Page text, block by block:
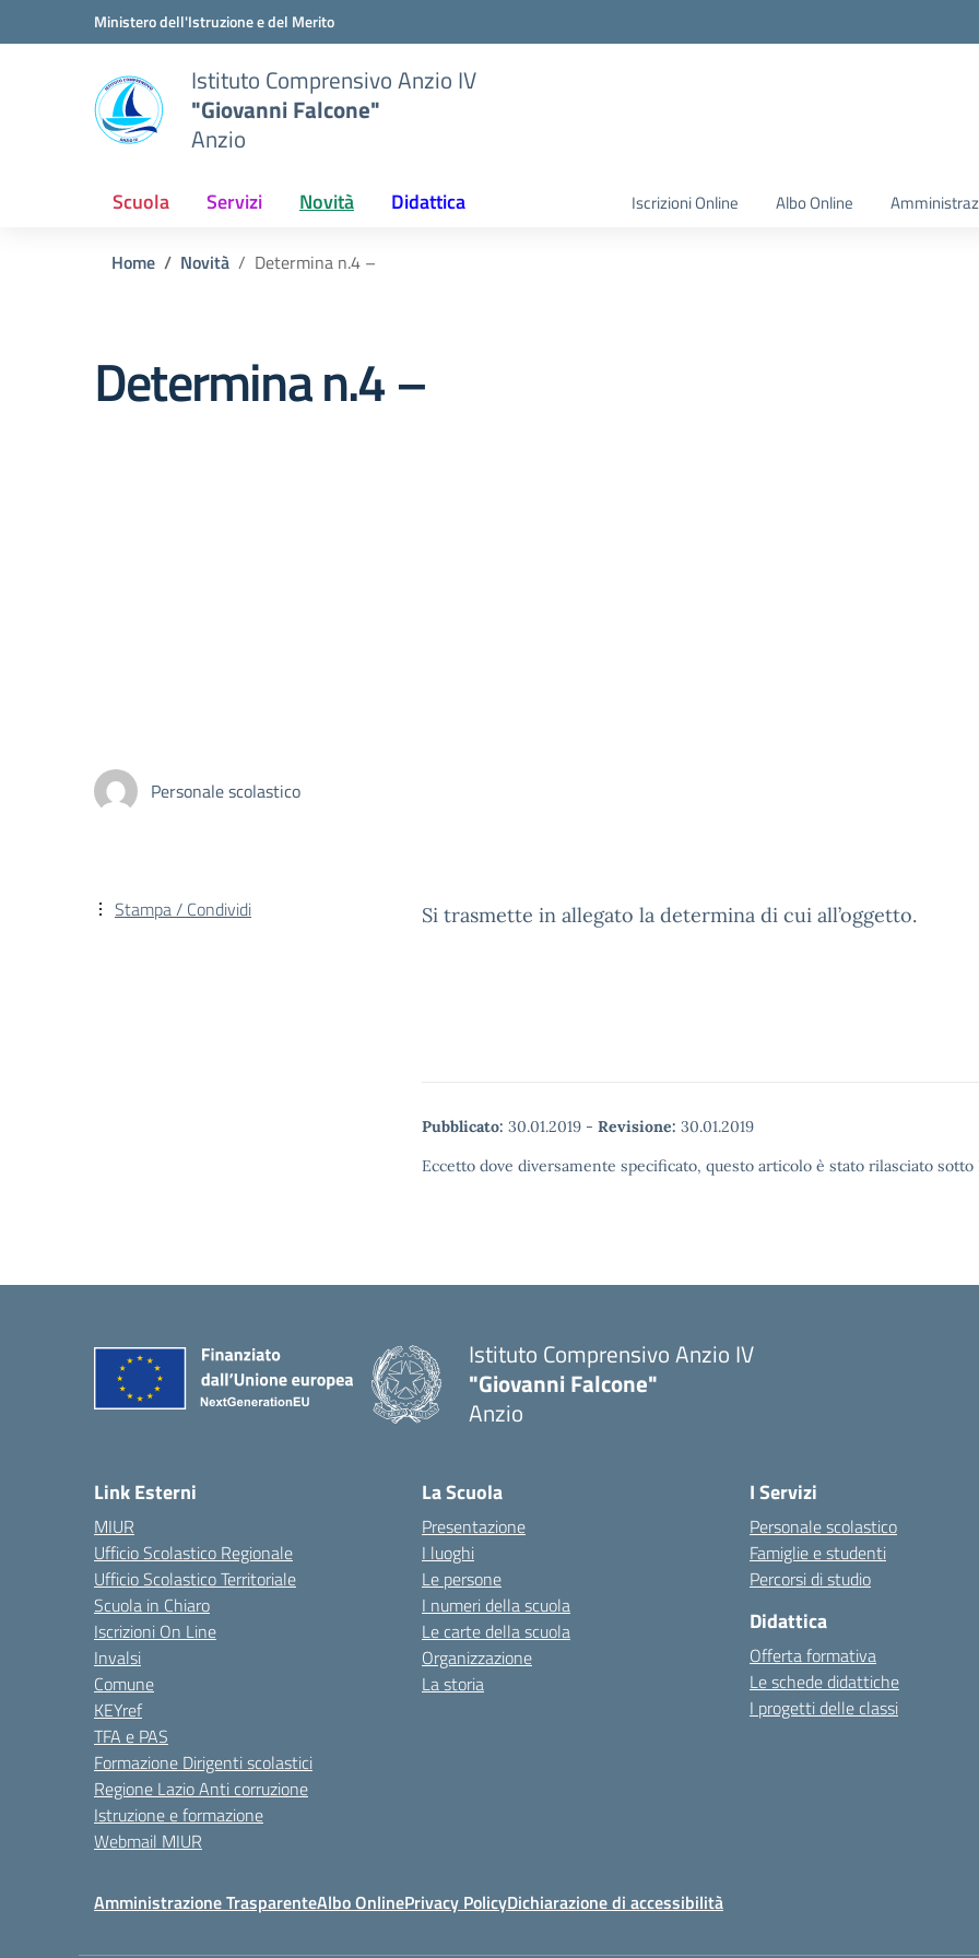
Vai ai contenuti
Vai al menu di navigazioneMinistero dell'Istruzione e del Merito
Istituto Comprensivo Anzio IV
"Giovanni Falcone"
Anzio
Scuola Servizi Novità Didattica Iscrizioni Online Albo Online
Home Novità Determina n.4 –
Determina n.4 –
Personale scolastico
Si trasmette in allegato la determina di cui all’oggetto.
Pubblicato: 30.01.2019 - Revisione: 30.01.2019
Eccetto dove diversamente specificato, questo articolo è stato rilasciato
Stampa / Condividi
Istituto Comprensivo Anzio IV
"Giovanni Falcone"
Anzio
Link Esterni
MIUR
Ufficio Scolastico Regionale
Ufficio Scolastico Territoriale
Scuola in Chiaro
Iscrizioni On Line
Invalsi
Comune
KEYref
TFA e PAS
Formazione Dirigenti scolastici
Regione Lazio Anti corruzione
Istruzione e formazione
Webmail MIUR
La Scuola
Presentazione
I luoghi
Le persone
I numeri della scuola
Le carte della scuola
Organizzazione
La storia
I Servizi
Personale scolastico
Famiglie e studenti
Percorsi di studio
Didattica
Offerta formativa
Le schede didattiche
I progetti delle classi
Amministrazione TrasparenteAlbo OnlinePrivacy PolicyDichiarazione di accessibilità